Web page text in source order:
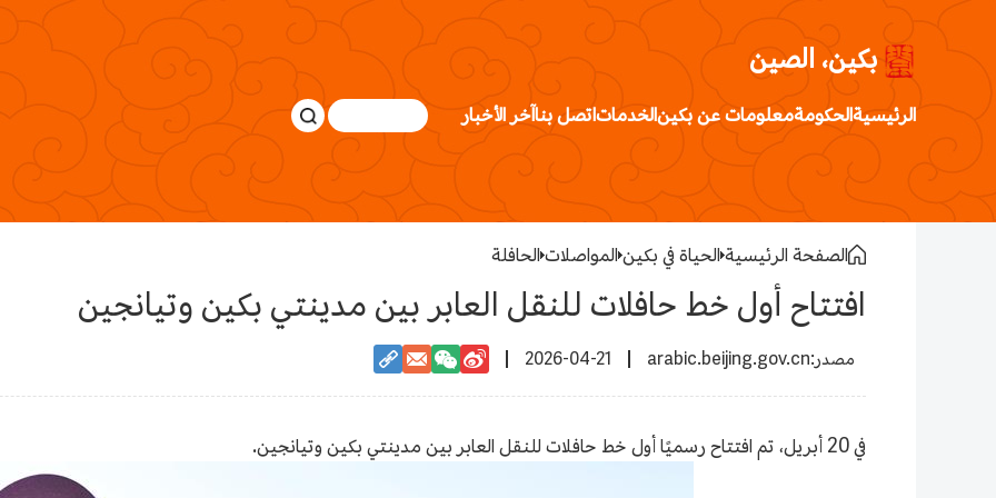
بكين، الصين
الرئيسيةالحكومةمعلومات عن بكينالخدماتاتصل بناآخر الأخبار
الصفحة الرئيسية الحياة في بكين المواصلات الحافلة
افتتاح أول خط حافلات للنقل العابر بين مدينتي بكين وتيانجين
arabic.beijing.gov.cn
2026-04-21
في 20 أبريل، تم افتتاح رسميًا أول خط حافلات للنقل العابر بين مدينتي بكين وتيانجين.